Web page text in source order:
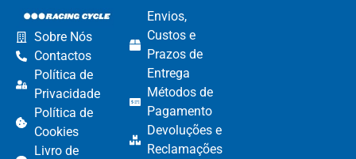
Sobre Nós
Contactos
Política de
Privacidade
Política de
Cookies
Livro de
Envios,
Custos e
Prazos de
Entrega
Métodos de
Pagamento​
Devoluções e
Reclamações​